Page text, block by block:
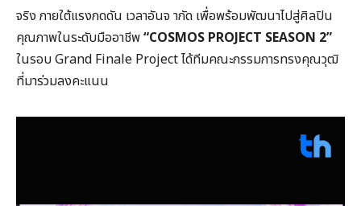
จริง ภายใต้แรงกดดัน เวลาอันจ ากัด เพื่อพร้อมพัฒนาไปสู่ศิลปิน
คุณภาพในระดับมืออาชีพ“COSMOS PROJECT SEASON 2”
ในรอบ Grand Finale Project ได้ทีมคณะกรรมการทรงคุณวุฒิ
ที่มาร่วมลงคะแนน